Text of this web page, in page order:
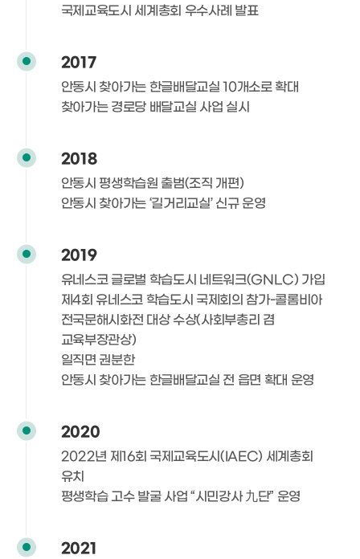
국제교육도시 세계총회 우수사례 발표
2017
안동시 찾아가는 한글배달교실 10개소로 확대
찾아가는 경로당 배달교실 사업 실시
2018
안동시 평생학습원 출범(조직 개편)
안동시 찾아가는 ‘길거리교실’ 신규 운영
2019
유네스코 글로벌 학습도시 네트워크(GNLC) 가입
제4회 유네스코 학습도시 국제회의 참가-콜롬비아
전국문해시화전 대상 수상(사회부총리 겸
교육부장관상)
일직면 권분한
안동시 찾아가는 한글배달교실 전 읍면 확대 운영
2020
2022년 제16회 국제교육도시(IAEC) 세계총회
유치
평생학습 고수 발굴 사업 “시민강사 九단” 운영
2021